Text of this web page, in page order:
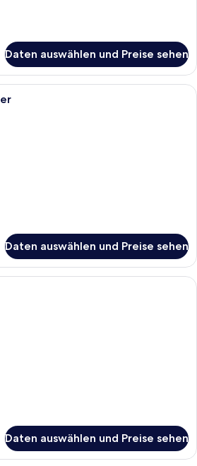
Daten auswählen und Preise sehen
Ein Hotelzimmer mit zwei Betten,
Daten auswählen und Preise sehen
Ein Hotelzimmer mit einem großen
Daten auswählen und Preise sehen